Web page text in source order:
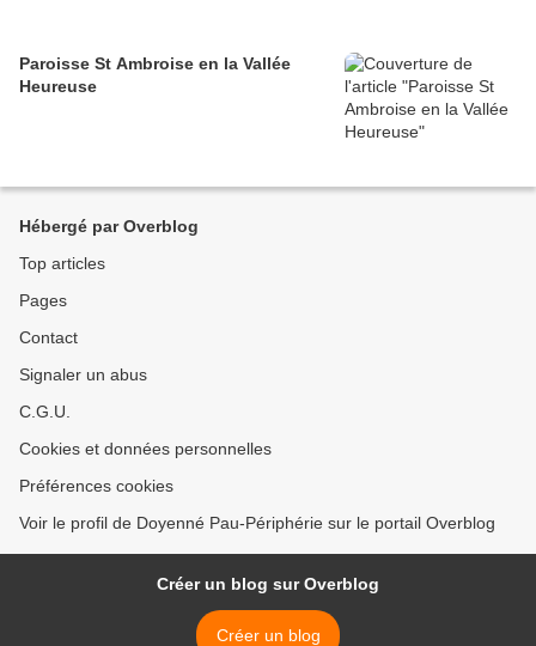
Paroisse St Ambroise en la Vallée
Heureuse
Hébergé par Overblog
Top articles
Pages
Contact
Signaler un abus
C.G.U.
Cookies et données personnelles
Préférences cookies
Voir le profil de Doyenné Pau-Périphérie sur le portail Overblog
Créer un blog sur Overblog
Créer un blog